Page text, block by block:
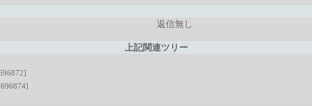
返信無し
上記関連ツリー